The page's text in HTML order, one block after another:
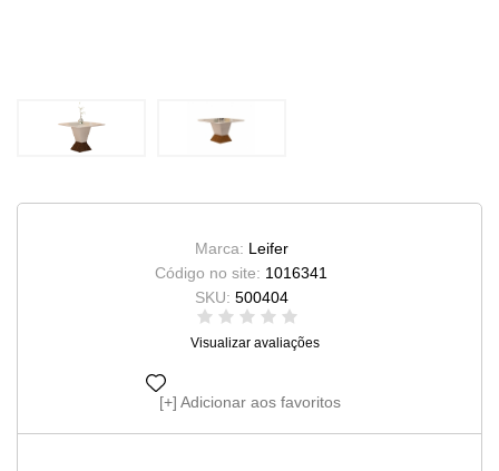
Marca: Leifer
Código no site: 1016341
SKU: 500404
Visualizar avaliações
Adicionar aos favoritos